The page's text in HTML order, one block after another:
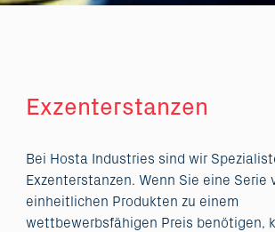
Exzenterstanzen
Bei Hosta Industries sind wir
Exzenterstanzen. Wenn Sie eine Serie
einheitlichen Produkten zu einem
wettbewerbsfähigen Preis benötigen,